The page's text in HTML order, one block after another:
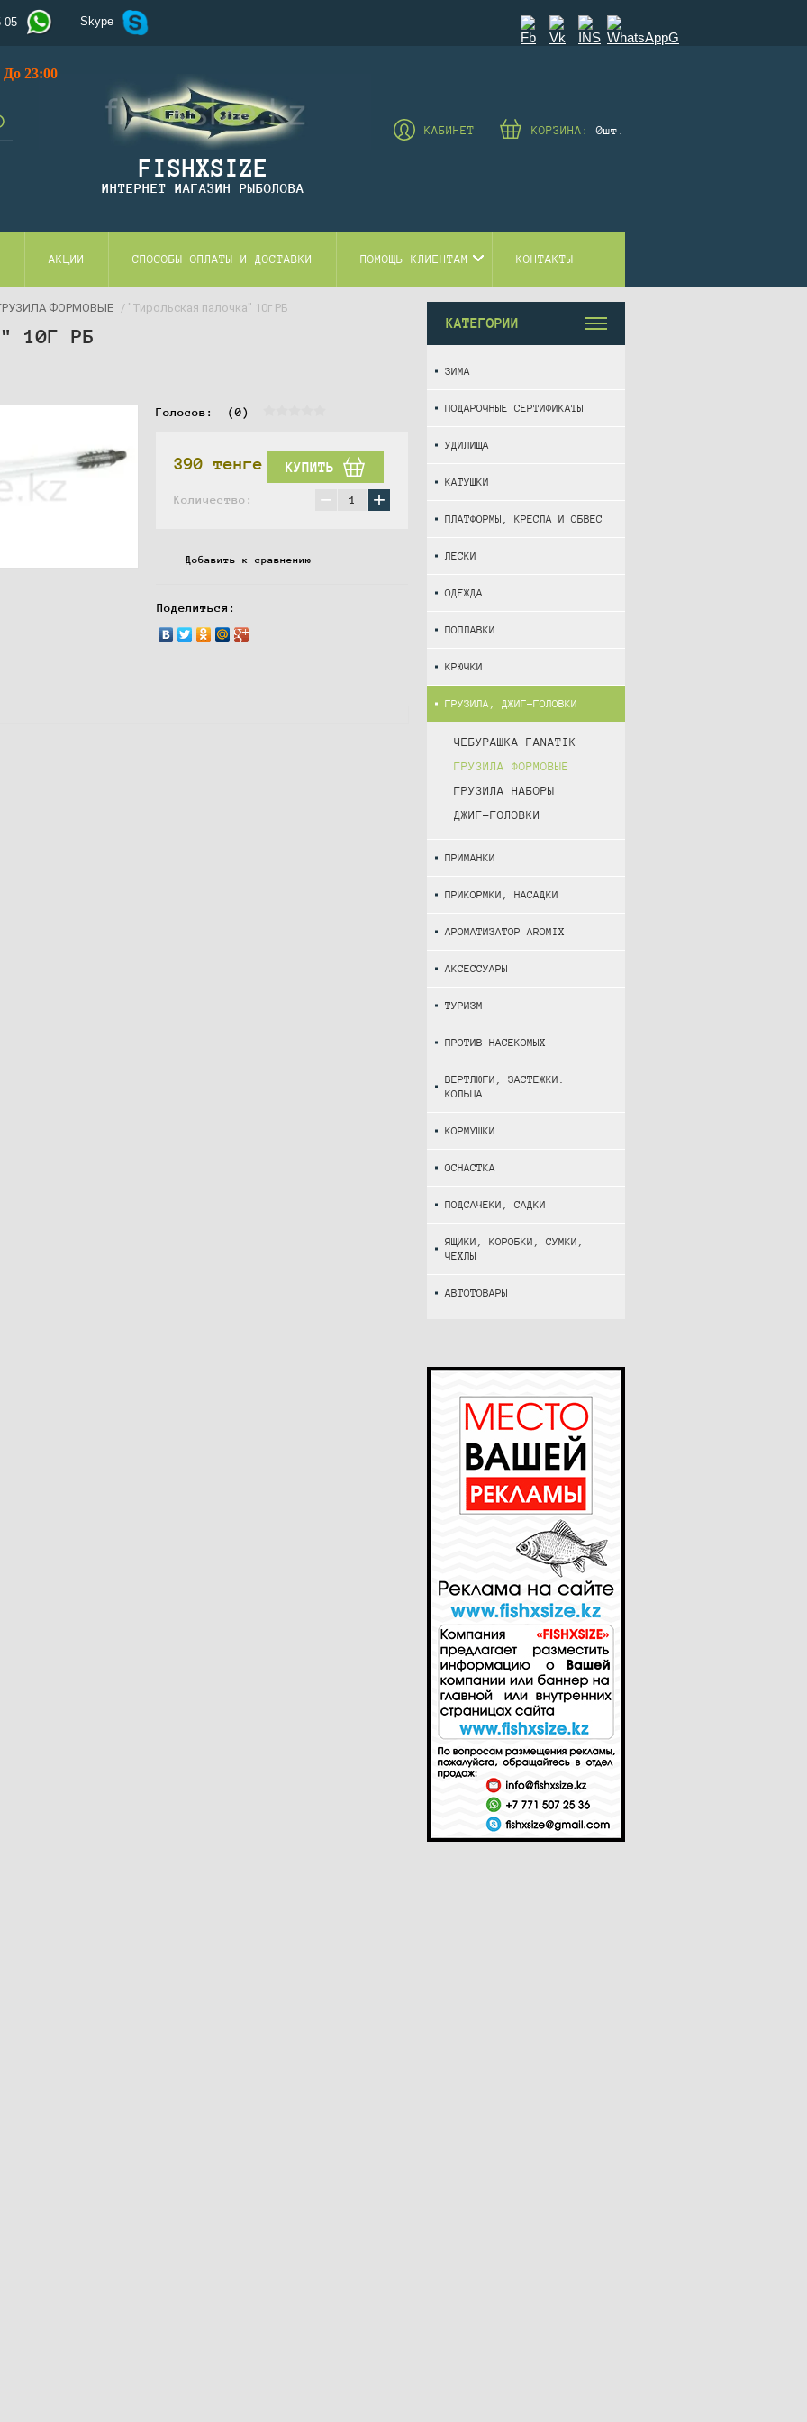
05 Skype
23:00
КОРЗИНА:0шт.
КАБИНЕТ
FISHXSIZE
ИНТЕРНЕТ МАГАЗИН РЫБОЛОВА
АКЦИИ СПОСОБЫ ОПЛАТЫ И ДОСТАВКИ ПОМОЩЬ КЛИЕНТАМ КОНТАКТЫ
КАТЕГОРИИ
ЗИМА
ПОДАРОЧНЫЕ СЕРТИФИКАТЫ
УДИЛИЩА
КАТУШКИ
ПЛАТФОРМЫ, КРЕСЛА И ОБВЕС
ЛЕСКИ
ОДЕЖДА
ПОПЛАВКИ
КРЮЧКИ
ГРУЗИЛА, ДЖИГ-ГОЛОВКИ
ЧЕБУРАШКА FANATIK
ГРУЗИЛА ФОРМОВЫЕ
ГРУЗИЛА НАБОРЫ
ДЖИГ-ГОЛОВКИ
ПРИМАНКИ
ПРИКОРМКИ, НАСАДКИ
АРОМАТИЗАТОР AROMIX
АКСЕССУАРЫ
ТУРИЗМ
ПРОТИВ НАСЕКОМЫХ
ВЕРТЛЮГИ, ЗАСТЕЖКИ.
КОЛЬЦА
КОРМУШКИ
ОСНАСТКА
ПОДСАЧЕКИ, САДКИ
ЯЩИКИ, КОРОБКИ, СУМКИ,
ЧЕХЛЫ
АВТОТОВАРЫ
ФОРМОВЫЕ / "Тирольская палочка" 10г РБ
10Г РБ
Голосов: (0)
390 тенге КУПИТЬ
Количество: − +
Добавить к сравнению
Поделиться: